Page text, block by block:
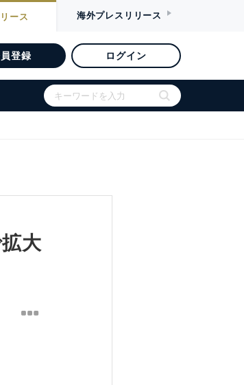
ース 海外プレスリリース
登録 ログイン
大